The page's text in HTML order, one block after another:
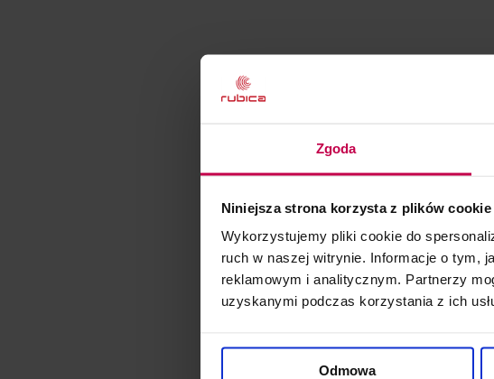
Zgoda
Niniejsza strona korzysta z plików cookie
Wykorzystujemy pliki cookie do
ruch w naszej witrynie. Informacje o tym,
reklamowym i analitycznym. Partnerzy
uzyskanymi podczas korzystania z ich
Odmowa